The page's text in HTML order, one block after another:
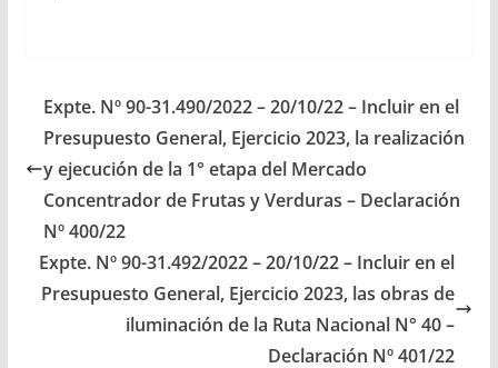
las gestiones
necesarias para
efectivizar la aplicación
del art. 20 bis de la…
Expte. Nº 90-31.490/2022 – 20/10/22 – Incluir en el
Presupuesto General, Ejercicio 2023, la realización
y ejecución de la 1° etapa del Mercado
Concentrador de Frutas y Verduras – Declaración
Nº 400/22
Expte. Nº 90-31.492/2022 – 20/10/22 – Incluir en el
Presupuesto General, Ejercicio 2023, las obras de
iluminación de la Ruta Nacional N° 40 –
Declaración Nº 401/22